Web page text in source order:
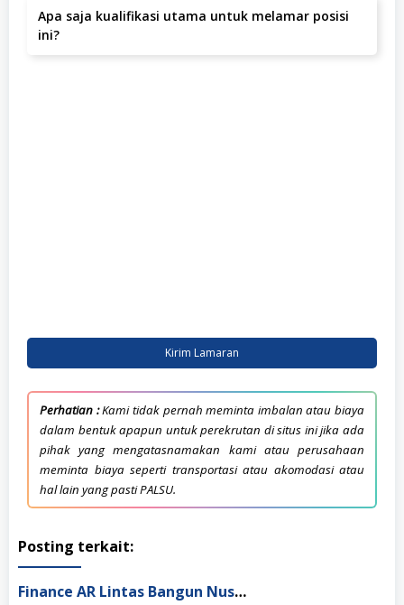
Apa saja kualifikasi utama untuk melamar posisi
ini?
Kirim Lamaran
Perhatian :Kami tidak pernah meminta imbalan atau biaya
dalam bentuk apapun untuk perekrutan di situs ini jika ada
pihak yang mengatasnamakan kami atau perusahaan
meminta biaya seperti transportasi atau akomodasi atau
hal lain yang pasti PALSU.
Posting terkait:
Finance AR Lintas Bangun Nusantara Semarang